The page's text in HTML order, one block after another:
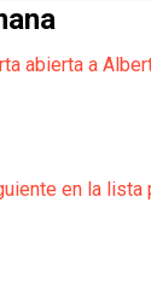
abierta a
en la lista